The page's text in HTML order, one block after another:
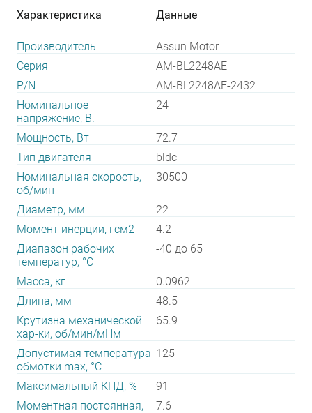
Характеристика Данные
Производитель
Assun Motor
Серия
AM-BL2248AE
P/N
AM-BL2248AE-2432
Номинальное
напряжение, В.
24
Мощность, Вт
72.7
Тип двигателя
bldc
Номинальная скорость,
об/мин
30500
Диаметр, мм
22
Момент инерции, гсм2
4.2
Диапазон рабочих
температур, °С
-40 до 65
Масса, кг
0.0962
Длина, мм
48.5
Крутизна механической
хар-ки, об/мин/мНм
65.9
Допустимая температура
обмотки max, °С
125
Максимальный КПД, %
91
Моментная постоянная,
7.6